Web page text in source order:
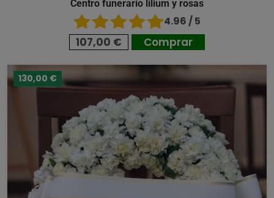
Centro funerario lilium y rosas
4.96 / 5
107,00 € Comprar
130,00 €